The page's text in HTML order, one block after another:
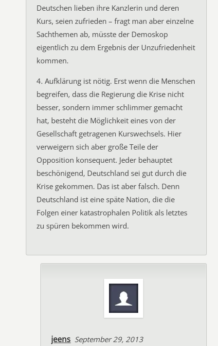
Deutschen lieben ihre Kanzlerin und deren
Kurs, seien zufrieden – fragt man aber einzelne
Sachthemen ab, müsste der Demoskop
eigentlich zu dem Ergebnis der Unzufriedenheit
kommen.
4. Aufklärung ist nötig. Erst wenn die Menschen
begreifen, dass die Regierung die Krise nicht
besser, sondern immer schlimmer gemacht
hat, besteht die Möglichkeit eines von der
Gesellschaft getragenen Kurswechsels. Hier
verweigern sich aber große Teile der
Opposition konsequent. Jeder behauptet
beschönigend, Deutschland sei gut durch die
Krise gekommen. Das ist aber falsch. Denn
Deutschland ist eine späte Nation, die die
Folgen einer katastrophalen Politik als letztes
zu spüren bekommen wird.
jeens September 29, 2013